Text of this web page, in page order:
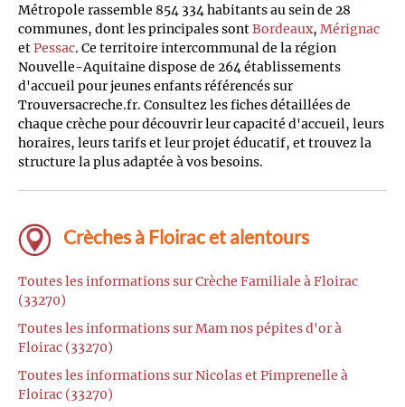
Métropole rassemble 854 334 habitants au sein de 28
communes, dont les principales sontBordeaux, Mérignac
etPessac. Ce territoire intercommunal de la région
Nouvelle-Aquitaine dispose de 264 établissements
d'accueil pour jeunes enfants référencés sur
Trouversacreche.fr. Consultez les fiches détaillées de
chaque crèche pour découvrir leur capacité d'accueil, leurs
horaires, leurs tarifs et leur projet éducatif, et trouvez la
structure la plus adaptée à vos besoins.
Crèches à Floirac et alentours
Toutes les informations sur Crèche Familiale à Floirac
(33270)
Toutes les informations sur Mam nos pépites d'or à
Floirac (33270)
Toutes les informations sur Nicolas et Pimprenelle à
Floirac (33270)